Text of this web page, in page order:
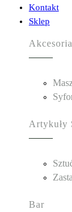
Kontakt
Sklep
Artykuły
Bar